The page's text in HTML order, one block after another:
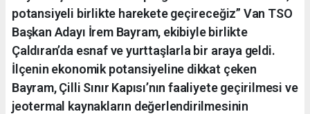
potansiyeli birlikte harekete geçireceğiz” Van TSO
Başkan Adayı İrem Bayram, ekibiyle birlikte
Çaldıran’da esnaf ve yurttaşlarla bir araya geldi.
İlçenin ekonomik potansiyeline dikkat çeken
Bayram, Çilli Sınır Kapısı’nın faaliyete geçirilmesi ve
jeotermal kaynakların değerlendirilmesinin